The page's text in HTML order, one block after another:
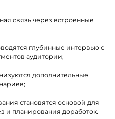
связь через встроенные
глубинные интервью с
аудитории;
дополнительные
становятся основой для
и планирования доработок.